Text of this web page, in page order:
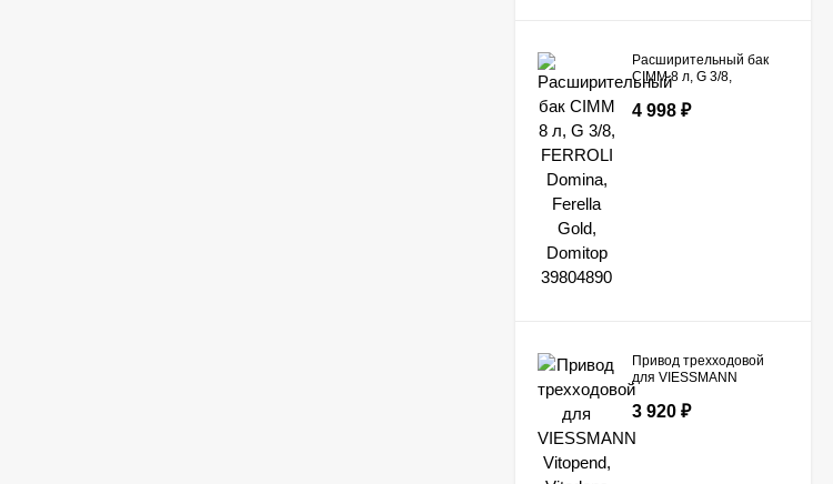
Расширительный бак
CIMM 8 л, G 3/8,
Ferella Gold, Domitop
4 998 ₽
Привод трехходовой
для VIESSMANN
Vitopend, Vitodens
7822764
3 920 ₽